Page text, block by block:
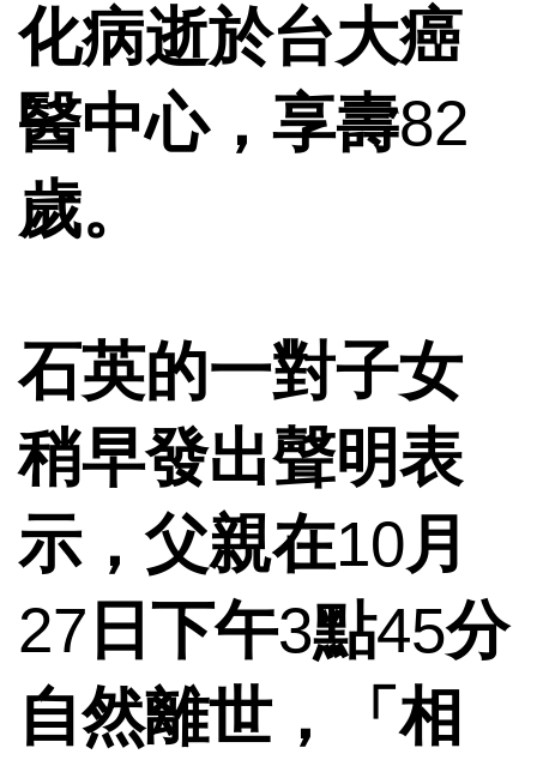
化病逝於台大癌
醫中心，享壽82
歲。
石英的一對子女
稍早發出聲明表
示，父親在10月
27 日下午3點45分
自然離世，「相